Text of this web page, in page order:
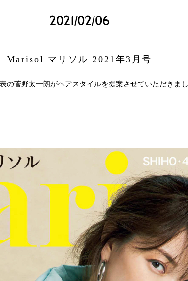
2021/02/06
Marisol マリソル 2021年3月号
の菅野太一朗がヘアスタイルを提案させていただきま